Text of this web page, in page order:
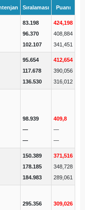
Sıralaması
Puanı
83.198
96.370
102.107
424,198
408,884
341,451
95.654
117.678
136.530
412,654
390,056
316,012
98.939
—
—
409,8
—
—
150.389
178.185
184.983
371,516
348,728
289,061
295.356
309,026